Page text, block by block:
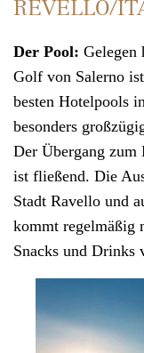
REVELLO/
Der Pool: Gelegen
Golf von Salerno
besten Hotelpools
besonders
Der Übergang
ist fließend. Die
Stadt Ravello und
kommt regelmäßig
Snacks und Drinks